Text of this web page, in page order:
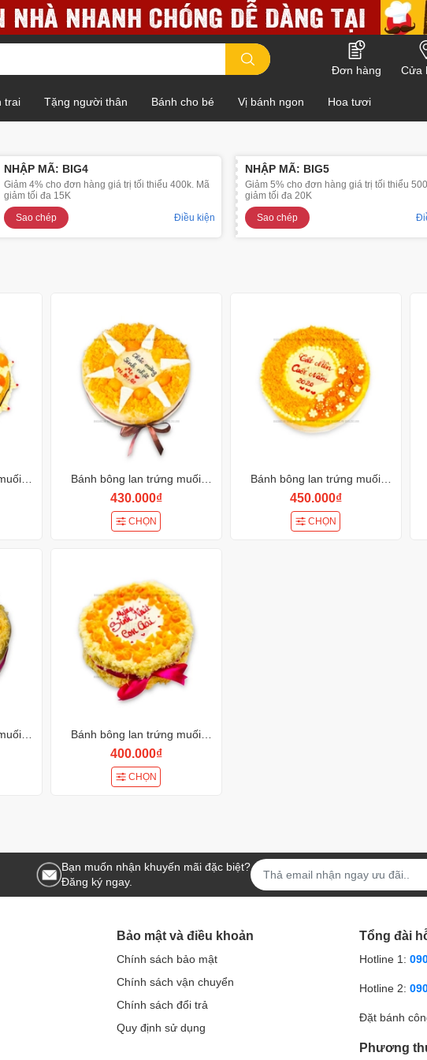
Đơn hàng Cửa
trai Tặng người thân Bánh cho bé Vị bánh ngon Hoa tươi
NHẬP MÃ: BIG4
Giảm 4% cho đơn hàng giá trị tối thiểu 400k. Mã
giảm tối đa 15K
Sao chép
Điều kiện
NHẬP MÃ: BIG5
Giảm 5% cho đơn hàng giá trị tối thiểu
giảm tối đa 20K
Sao chép
Bánh bông lan trứng muối
BK145
430.000₫
CHỌN
Bánh bông lan trứng muối
BK144
450.000₫
CHỌN
Bánh bông lan trứng muối
BK140
400.000₫
CHỌN
Bạn muốn nhận khuyến mãi đặc biệt?
Đăng ký ngay.
Bảo mật và điều khoản
Chính sách bảo mật
Chính sách vận chuyển
Chính sách đổi trả
Quy định sử dụng
Tổng đài
Hotline 1:
Hotline 2:
Đặt bánh
Phương